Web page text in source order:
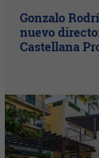
Gonzalo
nuevo
Castellana